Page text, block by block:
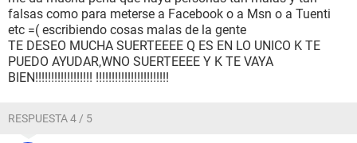
falsas como para meterse a Facebook o a Msn o a Tuenti
etc =( escribiendo cosas malas de la gente
TE DESEO MUCHA SUERTEEEE Q ES EN LO UNICO K TE
PUEDO AYUDAR,WNO SUERTEEEE Y K TE VAYA
BIEN!!!!!!!!!!!!!!!!!! !!!!!!!!!!!!!!!!!!!!!!!
RESPUESTA 4 / 5